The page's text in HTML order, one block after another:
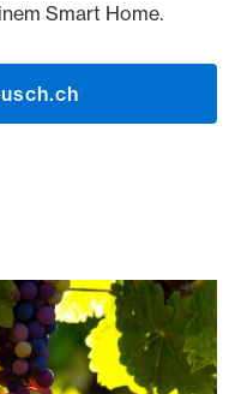
Smart Home.